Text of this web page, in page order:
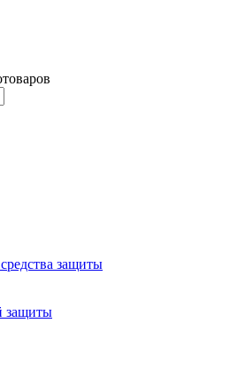
защиты
защиты